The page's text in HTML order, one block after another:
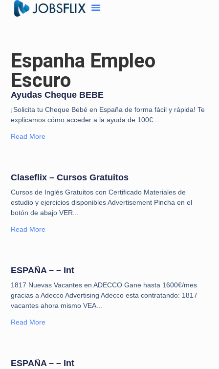
Espanha Empleo
Escuro
Ayudas Cheque BEBE
¡Solicita tu Cheque Bebé en España de forma fácil y rápida! Te
explicamos cómo acceder a la ayuda de 100€
Read More
Claseflix – Cursos Gratuitos
Cursos de Inglés Gratuitos con Certificado Materiales de
estudio y ejercicios disponibles Advertisement Pincha en el
botón de abajo VER
Read More
ESPAÑA – – Int
1817 Nuevas Vacantes en ADECCO Gane hasta 1600€/mes
gracias a Adecco Advertising Adecco esta contratando: 1817
vacantes ahora mismo VEA
Read More
ESPAÑA – – Int